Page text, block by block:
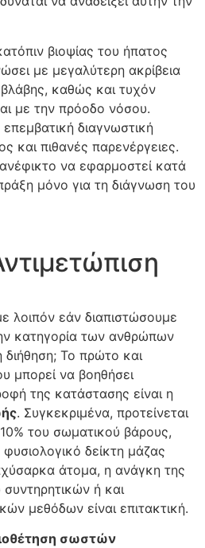
βιοψίας του ήπατος
με μεγαλύτερη ακρίβεια
καθώς και τυχόν
με την πρόοδο νόσου.
διαγνωστική
και πιθανές παρενέργειες.
να εφαρμοστεί κατά
μόνο για τη διάγνωση του
λοιπόν εάν διαπιστώσουμε
κατηγορία των ανθρώπων
Το πρώτο και
μπορεί να βοηθήσει
της κατάστασης είναι η
. Συγκεκριμένα, προτείνεται
του σωματικού βάρους,
δείκτη μάζας
άτομα, η ανάγκη της
ή και
μεθόδων είναι επιτακτική.
σωστών